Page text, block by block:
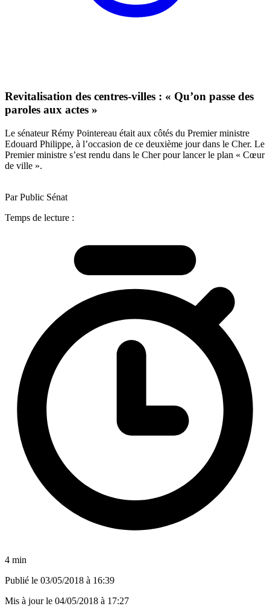
Revitalisation des centres-villes : « Qu’on passe des
paroles aux actes »
Le sénateur Rémy Pointereau était aux côtés du Premier ministre
Edouard Philippe, à l’occasion de ce deuxième jour dans le Cher. Le
Premier ministre s’est rendu dans le Cher pour lancer le plan « Cœur
de ville ».
Par Public Sénat
Temps de lecture :
4 min
Publié le 03/05/2018 à 16:39
Mis à jour le 04/05/2018 à 17:27